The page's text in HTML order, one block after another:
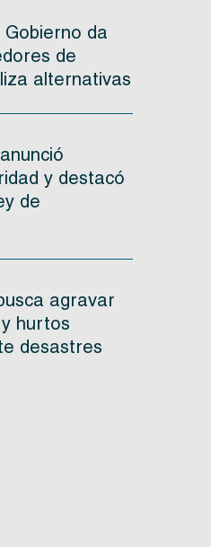
da
de
alternativas
y destacó
de
agravar
hurtos
desastres